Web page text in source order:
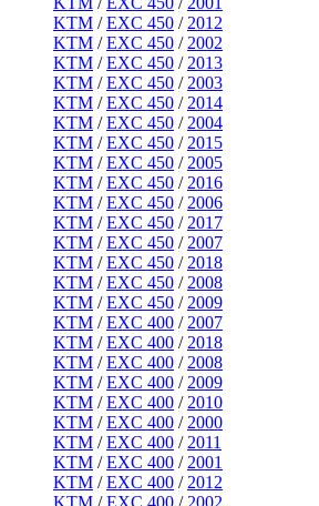
KTM /EXC 450 / 2012
KTM /EXC 450 / 2002
KTM /EXC 450 / 2013
KTM /EXC 450 / 2003
KTM /EXC 450 / 2014
KTM /EXC 450 / 2004
KTM /EXC 450 / 2015
KTM /EXC 450 / 2005
KTM /EXC 450 / 2016
KTM /EXC 450 / 2006
KTM /EXC 450 / 2017
KTM /EXC 450 / 2007
KTM /EXC 450 / 2018
KTM /EXC 450 / 2008
KTM /EXC 450 / 2009
KTM /EXC 400 / 2007
KTM /EXC 400 / 2018
KTM /EXC 400 / 2008
KTM /EXC 400 / 2009
KTM /EXC 400 / 2010
KTM /EXC 400 / 2000
KTM /EXC 400 / 2011
KTM /EXC 400 / 2001
KTM /EXC 400 / 2012
KTM /EXC 400 / 2002